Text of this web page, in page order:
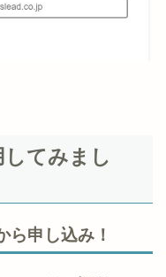
てみまし
ら申し込み！